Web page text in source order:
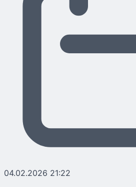
04.02.2026 21:22